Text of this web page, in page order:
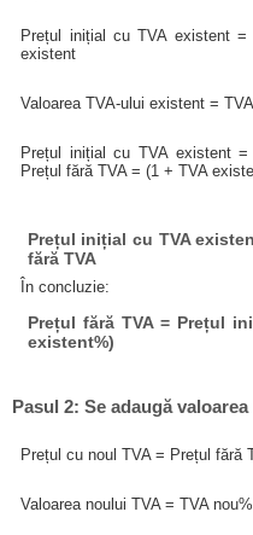
Prețul inițial cu TVA existent =
existent
Valoarea TVA-ului existent =
Prețul inițial cu TVA existent
Prețul fără TVA = (1 + TVA
Prețul inițial cu TVA
fără TVA
În concluzie:
Prețul fără TVA = Prețul
existent%)
Pasul 2: Se adaugă
Prețul cu noul TVA = Prețul fără
Valoarea noului TVA = TVA